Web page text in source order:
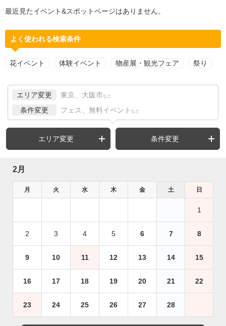
最近見たイベント&スポットページはありません。
よく使われる検索条件
花イベント 体験イベント 物産展・観光フェア 祭り
エリア変更 東京、大阪市 など
条件変更 フェス、無料イベント など
エリア変更 条件変更
2月
月 火 水 木 金 土 日
1
2 3 4 5 6 7 8
9 10 11 12 13 14 15
16 17 18 19 20 21 22
23 24 25 26 27 28